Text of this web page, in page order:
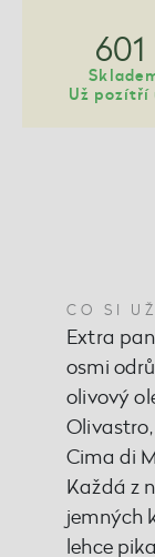
Už pozítří
CO SI
Extra
osmi
olivový
Cima di
Každá z
jemných
lehce